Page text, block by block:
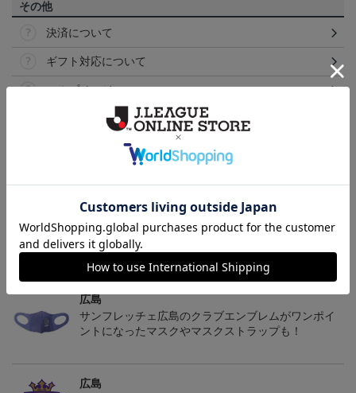
その他
決済について
ギフト対応について
ヘルプページ
広島
サンフレッチェ広島の2022ユニフォームを着て試合
を応援しよう！
広島
サンフレッチェ広島のクラブエンブレムがワンポイ
ントになったマスクやマスクストラップも！
広島